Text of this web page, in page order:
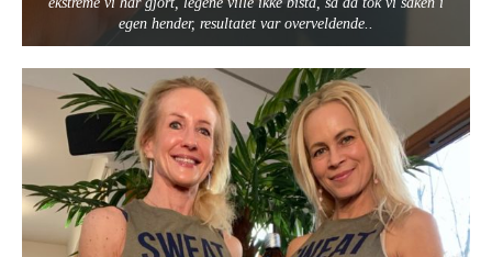
egen hender, resultatet var overveldende..